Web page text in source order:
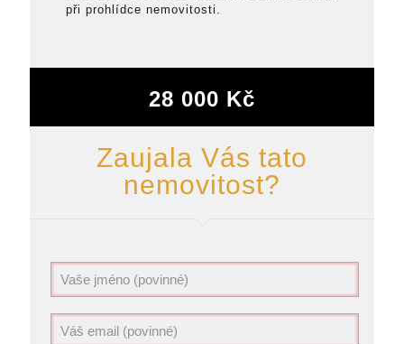
při prohlídce nemovitosti.
28 000 Kč
Zaujala Vás tato
nemovitost?